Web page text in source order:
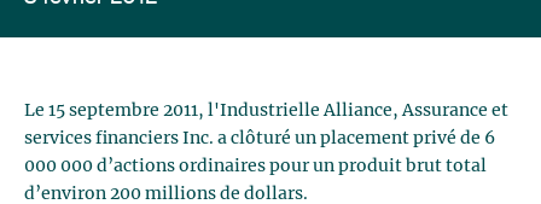
Le 15 septembre 2011, l'Industrielle Alliance, Assurance et
services financiers Inc. a clôturé un placement privé de 6
000 000 d’actions ordinaires pour un produit brut total
d’environ 200 millions de dollars.